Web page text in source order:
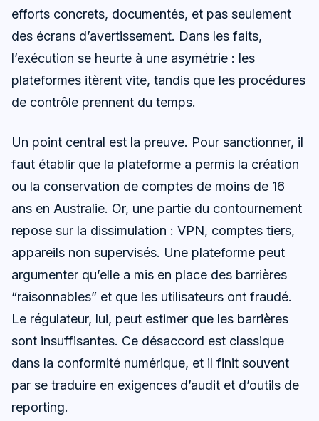
efforts concrets, documentés, et pas seulement
des écrans d’avertissement. Dans les faits,
l’exécution se heurte à une asymétrie : les
plateformes itèrent vite, tandis que les procédures
de contrôle prennent du temps.
Un point central est la preuve. Pour sanctionner, il
faut établir que la plateforme a permis la création
ou la conservation de comptes de moins de 16
ans en Australie. Or, une partie du contournement
repose sur la dissimulation : VPN, comptes tiers,
appareils non supervisés. Une plateforme peut
argumenter qu’elle a mis en place des barrières
“raisonnables” et que les utilisateurs ont fraudé.
Le régulateur, lui, peut estimer que les barrières
sont insuffisantes. Ce désaccord est classique
dans la conformité numérique, et il finit souvent
par se traduire en exigences d’audit et d’outils de
reporting.